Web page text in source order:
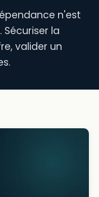
n'est
la
valider un